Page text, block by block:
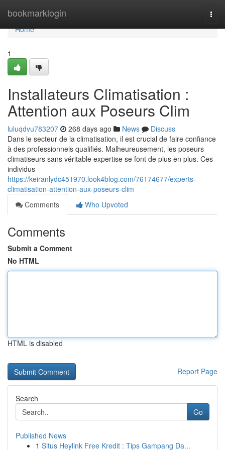
bookmarklogin
Home
Home
1
Installateurs Climatisation :
Attention aux Poseurs Clim
luluqdvu783207 268 days ago News
Discuss
Dans le secteur de la climatisation, il est crucial de faire confiance
à des professionnels qualifiés. Malheureusement, les poseurs
climatiseurs sans véritable expertise se font de plus en plus. Ces
individus
https://keiranlydc451970.look4blog.com/76174677/experts-
climatisation-attention-aux-poseurs-clim
Comments
Who Upvoted
Comments
Submit a Comment
No HTML
HTML is disabled
Report Page
Search
Go
Published News
1 Situs Heylink Free Kredit : Tips Gampang Da...